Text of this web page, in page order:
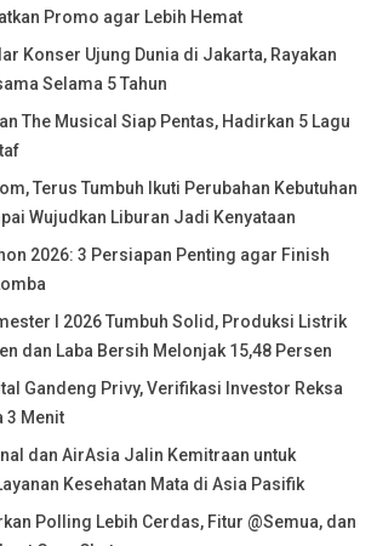
Promo agar Lebih Hemat
Konser Ujung Dunia di Jakarta, Rayakan
Selama 5 Tahun
The Musical Siap Pentas, Hadirkan 5 Lagu
Terus Tumbuh Ikuti Perubahan Kebutuhan
Wujudkan Liburan Jadi Kenyataan
2026: 3 Persiapan Penting agar Finish
I 2026 Tumbuh Solid, Produksi Listrik
dan Laba Bersih Melonjak 15,48 Persen
Gandeng Privy, Verifikasi Investor Reksa
3 Menit
dan AirAsia Jalin Kemitraan untuk
Kesehatan Mata di Asia Pasifik
Polling Lebih Cerdas, Fitur @Semua, dan